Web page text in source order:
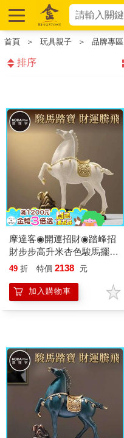
首頁 ＞ 玩具親子 ＞ 品牌專區
排序
摩達客◉開運招財◉踏峰招
財步步高升米杏色駿馬擺飾
_客廳玄關臥室好風水好運
49 折 特價 2138 元
加入購物車